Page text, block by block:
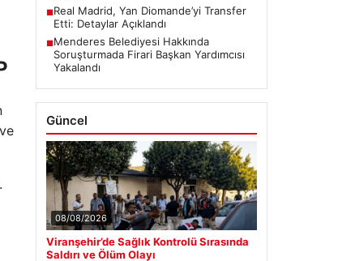
■Real Madrid, Yan Diomande’yi Transfer
Etti: Detaylar Açıklandı
■Menderes Belediyesi Hakkında
Soruşturmada Firari Başkan Yardımcısı
Yakalandı
Güncel
08/08/2026
Viranşehir’de Sağlık Kontrolü Sırasında
Saldırı ve Ölüm Olayı